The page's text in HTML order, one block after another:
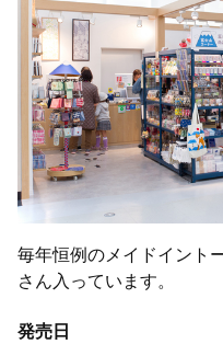
毎年恒例のメイドイント
さん入っています。
発売日